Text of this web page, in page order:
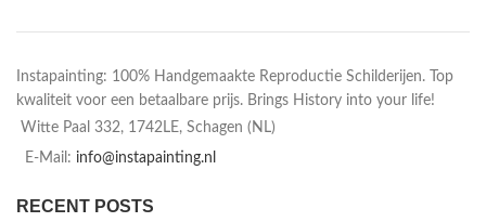
Instapainting: 100% Handgemaakte Reproductie Schilderijen. Top
kwaliteit voor een betaalbare prijs. Brings History into your life!
Witte Paal 332, 1742LE, Schagen (NL)
E-Mail: info@instapainting.nl
RECENT POSTS